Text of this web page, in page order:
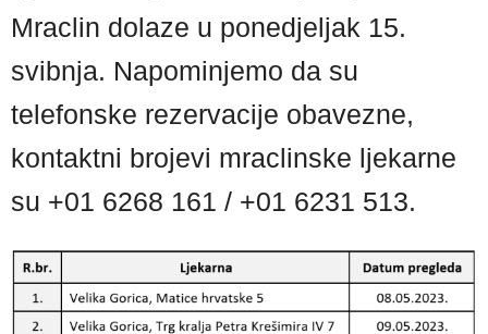
Mraclin dolaze u ponedjeljak 15.
svibnja. Napominjemo da su
telefonske rezervacije obavezne,
kontaktni brojevi mraclinske ljekarne
su +01 6268 161 / +01 6231 513.